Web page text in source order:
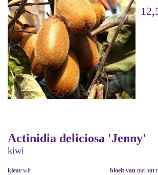
Actinidia deliciosa 'Jenny'
kiwi
kleur wit bloeit van mei tot